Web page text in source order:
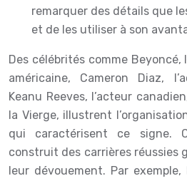
remarquer des détails que
et de les utiliser à son
Des célébrités comme
américaine, Cameron Diaz,
Keanu Reeves, l’acteur
la Vierge, illustrent
qui caractérisent ce signe.
construit des carrières réussies
leur dévouement. Par